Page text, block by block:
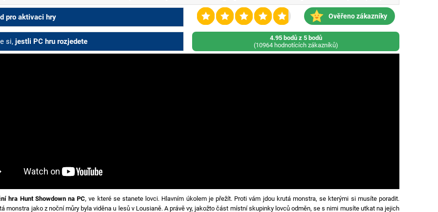
Ověřeno zákazníky
4.95 bodů z 5 bodů
(10964 hodnotících zákazníků)
pro aktivaci hry
si, jestli PC hru rozjedete
hra Hunt Showdown na PC, ve které se stanete lovci. Hlavním úkolem je přežít. Proti vám jdou krutá monstra, se kterými si musíte poradit.
monstra jako z noční můry byla viděna u lesů v Lousianě. A právě vy, jakožto část místní skupinky lovců odměn, se s nimi musíte utkat na jejich